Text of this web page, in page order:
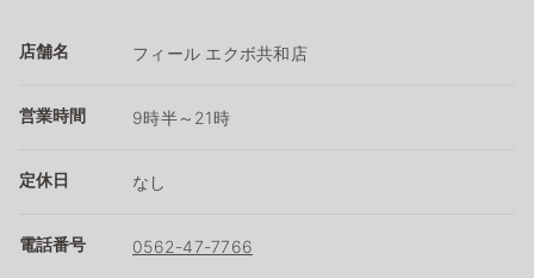
店舗名 フィール エクボ共和店
営業時間 9時半～21時
定休日 なし
電話番号 0562-47-7766